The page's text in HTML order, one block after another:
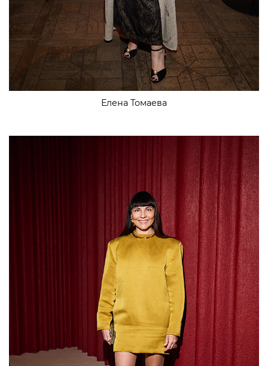
Елена Томаева